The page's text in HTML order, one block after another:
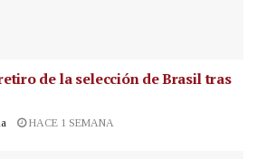
de la selección de Brasil tras
HACE 1 SEMANA